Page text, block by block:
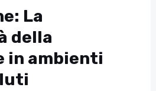
La
della
in ambienti